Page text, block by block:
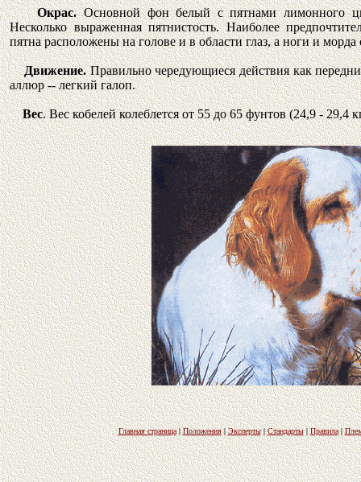
Окрас.Основной фон белый с пятнами лимонного
Несколько выраженная пятнистость. Наиболее
пятна расположены на голове и в области глаз, а ноги и
Движение.Правильно чередующиеся действия как
аллюр -- легкий галоп.
Вес. Вес кобелей колеблется от 55 до 65 фунтов (24,9 - 29,4
Главная страница|Положения|Эксперты|Стандарты|Правила|